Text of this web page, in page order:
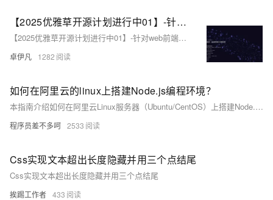
【2025优雅草开源计划进行中01】-针对web前端开发初学者使用-优雅草科技官网-纯静态页面html+css+JavaScript可直接下载使用-开源-首页为优雅草吴银满工程师原创-优雅草卓伊凡发布
【2025优雅草开源计划进行中01】-针对web前端开发初学者使用-优雅草科技官网-纯静态页面html+css+JavaScript可直接下载使用-开源-首页为优雅草吴银满工程师原创-优雅草卓伊凡发布
卓伊凡 1282
如何在阿里云的linux上搭建Node.js编程环境？
本指南介绍如何在阿里云Linux服务器（Ubuntu/CentOS）上搭建Node.js环境，包含两种安装方式：包管理器快速安装和NVM多版本管理。同时覆盖全局npm工具配置、应用部署示例（如Express服务）、PM2持久化运行、阿里云安全组设置及外部访问验证等步骤，助你完成开发与生产环境的搭建。
程序员差不多呵 2533
Css实现文本超出长度隐藏并用三个点结尾
Css实现文本超出长度隐藏并用三个点结尾
挨踢工作者 433